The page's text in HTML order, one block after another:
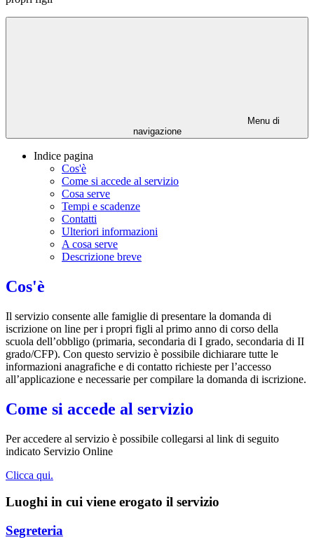
Menu di
navigazione
Indice pagina
Cos'è
Come si accede al servizio
Cosa serve
Tempi e scadenze
Contatti
Ulteriori informazioni
A cosa serve
Descrizione breve
Cos'è
Il servizio consente alle famiglie di presentare la domanda di
iscrizione on line per i propri figli al primo anno di corso della
scuola dell’obbligo (primaria, secondaria di I grado, secondaria di II
grado/CFP). Con questo servizio è possibile dichiarare tutte le
informazioni anagrafiche e di contatto richieste per l’accesso
all’applicazione e necessarie per compilare la domanda di iscrizione.
Come si accede al servizio
Per accedere al servizio è possibile collegarsi al link di seguito
indicato Servizio Online
Clicca qui.
Luoghi in cui viene erogato il servizio
Segreteria